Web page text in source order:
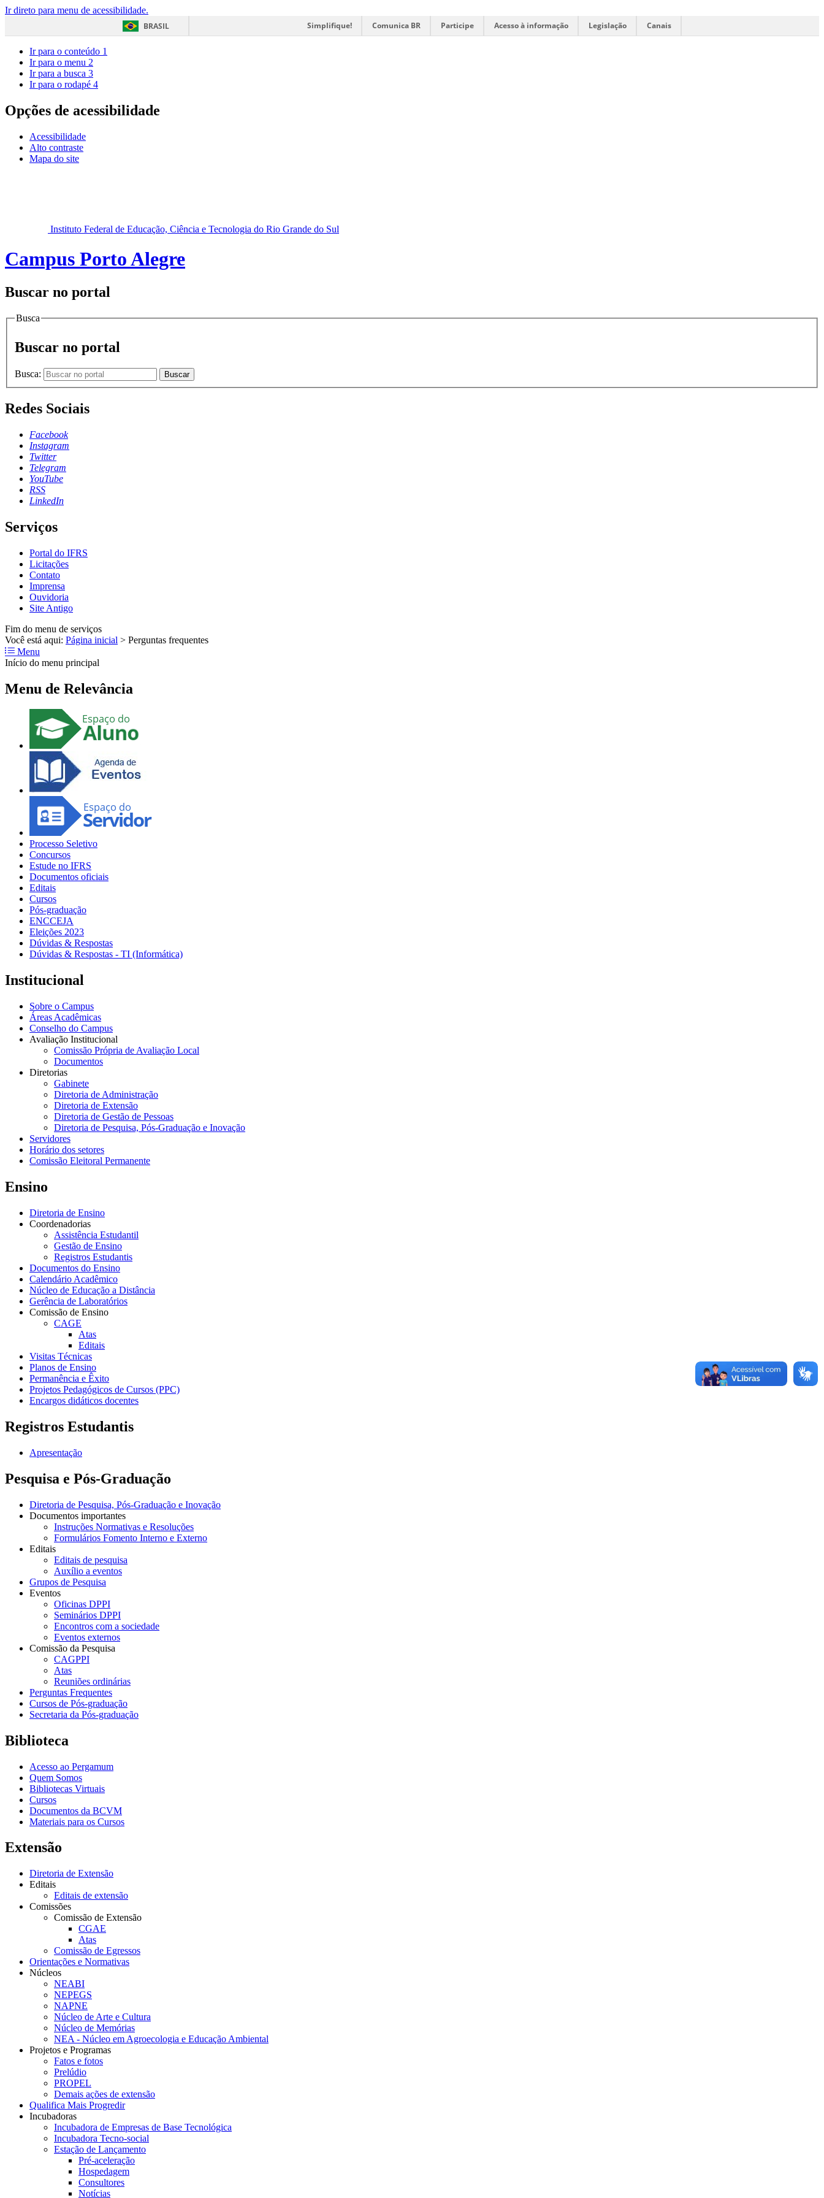
Ir direto para menu de acessibilidade.
BRASIL
Simplifique! Comunica BR Participe Acesso à informação Legislação Canais
Ir para o conteúdo 1
Ir para o menu 2
Ir para a busca 3
Ir para o rodapé 4
Opções de acessibilidade
Acessibilidade
Alto contraste
Mapa do site
Instituto Federal de Educação, Ciência e Tecnologia do Rio Grande do Sul
Campus Porto Alegre
Buscar no portal
Busca
Buscar no portal
Busca: Buscar
Redes Sociais
Facebook
Instagram
Twitter
Telegram
YouTube
RSS
LinkedIn
Serviços
Portal do IFRS
Licitações
Contato
Imprensa
Ouvidoria
Site Antigo
Fim do menu de serviços
Você está aqui: Página inicial > Perguntas frequentes
Menu
Início do menu principal
Menu de Relevância
Processo Seletivo
Concursos
Estude no IFRS
Documentos oficiais
Editais
Cursos
Pós-graduação
ENCCEJA
Eleições 2023
Dúvidas & Respostas
Dúvidas & Respostas - TI (Informática)
Institucional
Sobre o Campus
Áreas Acadêmicas
Conselho do Campus
Avaliação Institucional
Comissão Própria de Avaliação Local
Documentos
Diretorias
Gabinete
Diretoria de Administração
Diretoria de Extensão
Diretoria de Gestão de Pessoas
Diretoria de Pesquisa, Pós-Graduação e Inovação
Servidores
Horário dos setores
Comissão Eleitoral Permanente
Ensino
Diretoria de Ensino
Coordenadorias
Assistência Estudantil
Gestão de Ensino
Registros Estudantis
Documentos do Ensino
Calendário Acadêmico
Núcleo de Educação a Distância
Gerência de Laboratórios
Comissão de Ensino
CAGE
Atas
Editais
Visitas Técnicas
Planos de Ensino
Permanência e Êxito
Projetos Pedagógicos de Cursos (PPC)
Encargos didáticos docentes
Registros Estudantis
Apresentação
Pesquisa e Pós-Graduação
Diretoria de Pesquisa, Pós-Graduação e Inovação
Documentos importantes
Instruções Normativas e Resoluções
Formulários Fomento Interno e Externo
Editais
Editais de pesquisa
Auxílio a eventos
Grupos de Pesquisa
Eventos
Oficinas DPPI
Seminários DPPI
Encontros com a sociedade
Eventos externos
Comissão da Pesquisa
CAGPPI
Atas
Reuniões ordinárias
Perguntas Frequentes
Cursos de Pós-graduação
Secretaria da Pós-graduação
Biblioteca
Acesso ao Pergamum
Quem Somos
Bibliotecas Virtuais
Cursos
Documentos da BCVM
Materiais para os Cursos
Extensão
Diretoria de Extensão
Editais
Editais de extensão
Comissões
Comissão de Extensão
CGAE
Atas
Comissão de Egressos
Orientações e Normativas
Núcleos
NEABI
NEPEGS
NAPNE
Núcleo de Arte e Cultura
Núcleo de Memórias
NEA - Núcleo em Agroecologia e Educação Ambiental
Projetos e Programas
Fatos e fotos
Prelúdio
PROPEL
Demais ações de extensão
Qualifica Mais Progredir
Incubadoras
Incubadora de Empresas de Base Tecnológica
Incubadora Tecno-social
Estação de Lançamento
Pré-aceleração
Hospedagem
Consultores
Notícias